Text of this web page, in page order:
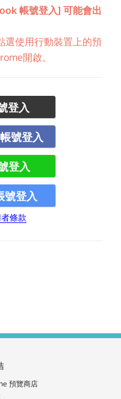
帳號登入] 可能會出
選使用行動裝置上的預
開啟。
登入
號登入
登入
號登入
條款
預覽商店